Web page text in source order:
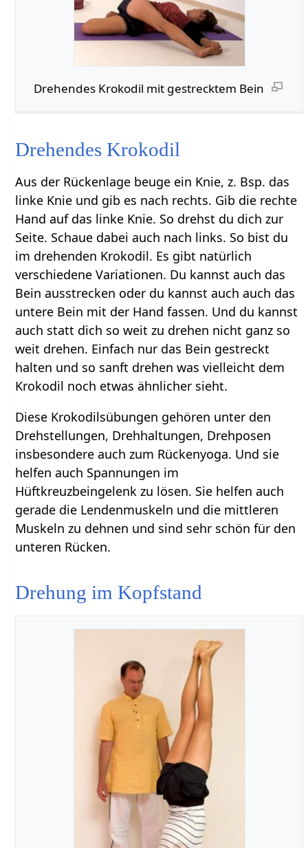
Drehendes Krokodil mit gestrecktem Bein
Drehendes Krokodil
Aus der Rückenlage beuge ein Knie, z. Bsp. das
linke Knie und gib es nach rechts. Gib die rechte
Hand auf das linke Knie. So drehst du dich zur
Seite. Schaue dabei auch nach links. So bist du
im drehenden Krokodil. Es gibt natürlich
verschiedene Variationen. Du kannst auch das
Bein ausstrecken oder du kannst auch auch das
untere Bein mit der Hand fassen. Und du kannst
auch statt dich so weit zu drehen nicht ganz so
weit drehen. Einfach nur das Bein gestreckt
halten und so sanft drehen was vielleicht dem
Krokodil noch etwas ähnlicher sieht.
Diese Krokodilsübungen gehören unter den
Drehstellungen, Drehhaltungen, Drehposen
insbesondere auch zum Rückenyoga. Und sie
helfen auch Spannungen im
Hüftkreuzbeingelenk zu lösen. Sie helfen auch
gerade die Lendenmuskeln und die mittleren
Muskeln zu dehnen und sind sehr schön für den
unteren Rücken.
Drehung im Kopfstand